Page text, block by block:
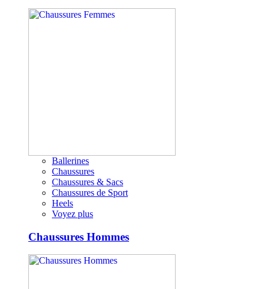
Ballerines
Chaussures
Chaussures & Sacs
Chaussures de Sport
Heels
Voyez plus
Chaussures Hommes